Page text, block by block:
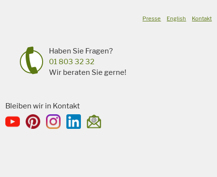
Presse English Kontakt
Haben Sie Fragen?
01 803 32 32
Wir beraten Sie gerne!
Bleiben wir in Kontakt